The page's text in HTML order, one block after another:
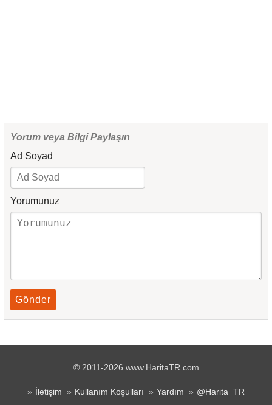
Yorum veya Bilgi Paylaşın
Ad Soyad
Yorumunuz
Gönder
© 2011-2026 www.HaritaTR.com
İletişim Kullanım Koşulları Yardım @Harita_TR